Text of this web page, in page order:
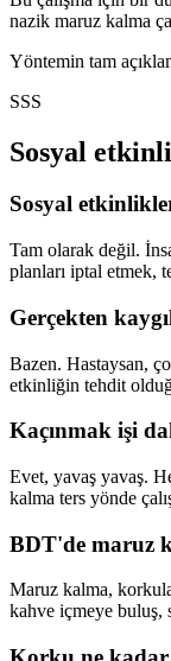
nazik maruz kalma
Yöntemin tam
SSS
Sosyal
Sosyal
Tam olarak değil.
planları iptal etmek,
Gerçekten
Bazen. Hastaysan,
etkinliğin tehdit
Kaçınmak işi
Evet, yavaş yavaş.
kalma ters yönde
BDT'de maruz
Maruz kalma,
kahve içmeye buluş,